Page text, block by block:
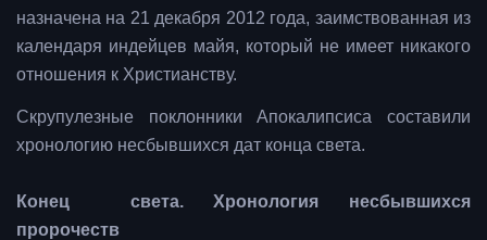
назначена на 21 декабря 2012 года, заимствованная из
календаря индейцев майя, который не имеет никакого
отношения к Христианству.
Скрупулезные поклонники Апокалипсиса составили
хронологию несбывшихся дат конца света.
Конец света. Хронология несбывшихся
пророчеств